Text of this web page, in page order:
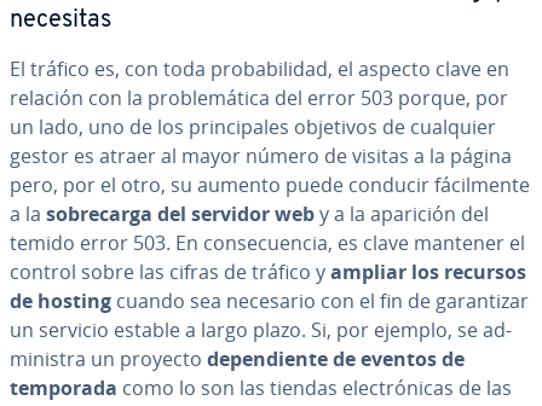
necesitas
El tráfico es, con toda pro­ba­bi­li­dad, el aspecto clave en
relación con la pro­ble­má­ti­ca del error 503 porque, por
un lado, uno de los pri­n­ci­pa­les objetivos de cualquier
gestor es atraer al mayor número de visitas a la página
pero, por el otro, su aumento puede conducir fá­ci­l­me­n­te
a la so­bre­ca­r­ga del servidor weby a la aparición del
temido error 503. En co­n­se­cue­n­cia, es clave mantener el
control sobre las cifras de tráfico yampliar los recursos
de hosting cuando sea necesario con el fin de ga­ra­n­ti­zar
un servicio estable a largo plazo. Si, por ejemplo, se ad­
mi­ni­s­tra un proyecto de­pe­n­die­n­te de eventos de
temporada como lo son las tiendas ele­c­tró­ni­cas de las